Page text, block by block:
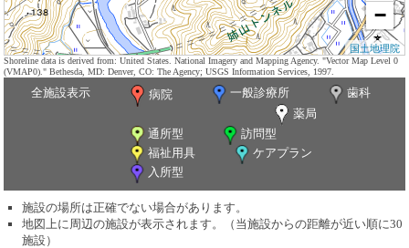
−
国土地理院
Shoreline data is derived from: United States. National Imagery and Mapping Agency. "Vector Map Level 0
(VMAP0)." Bethesda, MD: Denver, CO: The Agency; USGS Information Services, 1997.
全施設表示 病院 一般診療所
歯科
薬局
通所型
訪問型
福祉用具
ケアプラン
入所型
施設の場所は正確でない場合があります。
地図上に周辺の施設が表示されます。（当施設からの距離が近い順に30
施設）